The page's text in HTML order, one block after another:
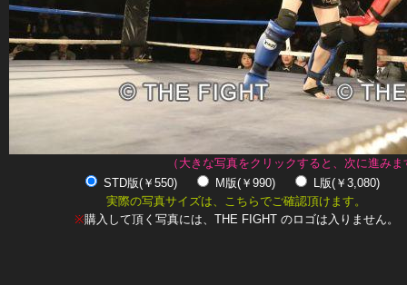
（大きな写真をクリックすると、次に進みま
STD版(￥550)
M版(￥990)
L版(￥3,080)
実際の写真サイズは、こちらでご確認頂けます。
※購入して頂く写真には、THE FIGHT のロゴは入りません。